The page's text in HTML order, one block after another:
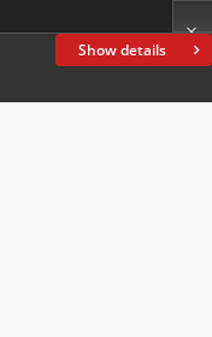
Show details